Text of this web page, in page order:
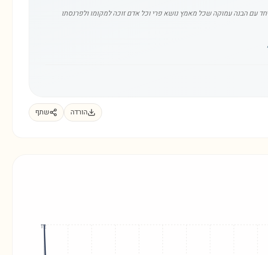
עם הבנה עמוקה שכל מאמץ נושא פרי וכל אדם זוכה למקומו ולפרנסתו
הורדה שתף
12